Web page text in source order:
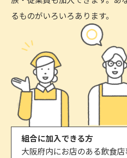
るものがいろいろあります。
組合に加入できる方
大阪府内にお店のある飲食